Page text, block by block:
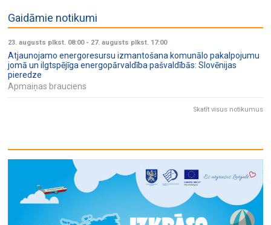
Gaidāmie notikumi
23. augusts plkst. 08:00- 27. augusts plkst. 17:00
Atjaunojamo energoresursu izmantošana komunālo pakalpojumu
jomā un ilgtspējīga energopārvaldība pašvaldībās: Slovēnijas
pieredze
Apmaiņas brauciens
Skatīt visus notikumus